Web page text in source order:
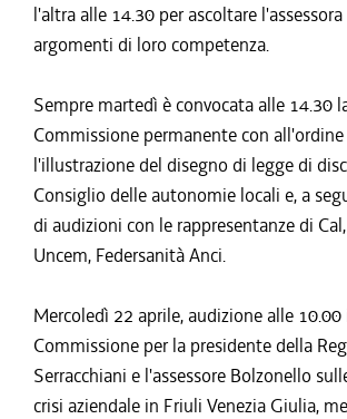
l'altra alle 14.30 per ascoltare
argomenti di loro competenza.
Sempre martedì è convocata alle 14.30
Commissione permanente con
l'illustrazione del disegno di legge di
Consiglio delle autonomie locali e, a
di audizioni con le rappresentanze di
Uncem, Federsanità Anci.
Mercoledì 22 aprile, audizione alle 10.00
Commissione per la presidente della
Serracchiani e l'assessore Bolzonello
crisi aziendale in Friuli Venezia Giulia,